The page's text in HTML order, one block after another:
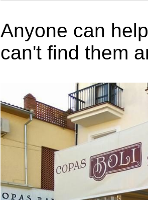
Anyone can
can't find them